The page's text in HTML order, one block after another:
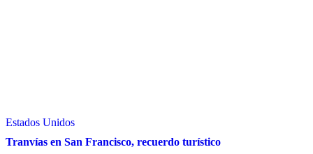
Estados Unidos
Tranvías en San Francisco, recuerdo turístico